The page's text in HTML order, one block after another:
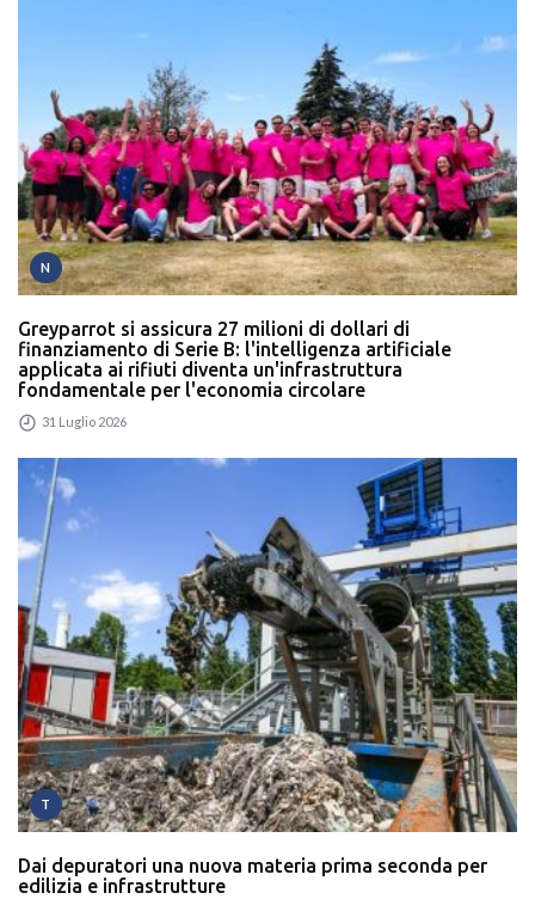
N
Greyparrot si assicura 27 milioni di dollari di
finanziamento di Serie B: l'intelligenza artificiale
applicata ai rifiuti diventa un'infrastruttura
fondamentale per l'economia circolare
31 Luglio 2026
T
Dai depuratori una nuova materia prima seconda per
edilizia e infrastrutture